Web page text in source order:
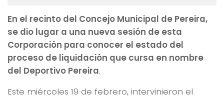
En el recinto del Concejo Municipal de Pereira,
se dio lugar a una nueva sesión de esta
Corporación para conocer el estado del
proceso de liquidación que cursa en nombre
del Deportivo Pereira.
Este miércoles 19 de febrero, intervinieron el